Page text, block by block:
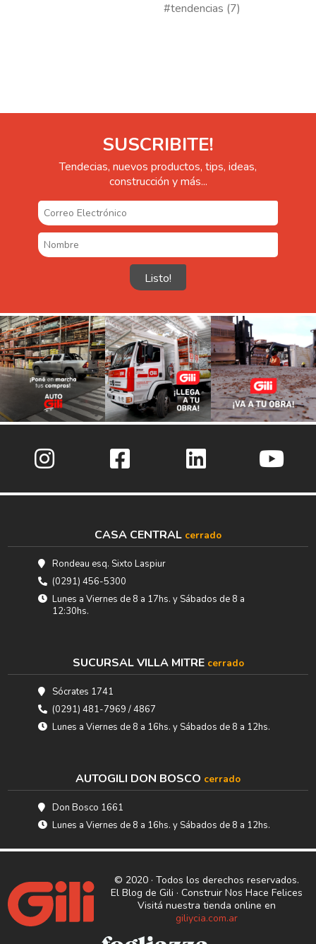
#tendencias (7)
SUSCRIBITE!
Tendecias, nuevos productos, tips, ideas,
construcción y más...
CASA CENTRAL cerrado
Rondeau esq. Sixto Laspiur
(0291) 456-5300
Lunes a Viernes de 8 a 17hs. y Sábados de 8 a
12:30hs.
SUCURSAL VILLA MITRE cerrado
Sócrates 1741
(0291) 481-7969 / 4867
Lunes a Viernes de 8 a 16hs. y Sábados de 8 a 12hs.
AUTOGILI DON BOSCO cerrado
Don Bosco 1661
Lunes a Viernes de 8 a 16hs. y Sábados de 8 a 12hs.
© 2020 · Todos los derechos reservados.
El Blog de Gili · Construir Nos Hace Felices
Visitá nuestra tienda online en
giliycia.com.ar